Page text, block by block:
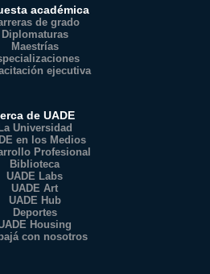
académica
de grado
Diplomaturas
Maestrías
ejecutiva
de UADE
La Universidad
en los Medios
Profesional
Biblioteca
UADE Labs
UADE Art
UADE Hub
Deportes
Housing
con nosotros